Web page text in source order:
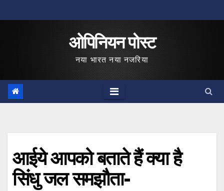
to
ओपिनियन पोस्ट
नया भारत नया नजरिया
आईये आपको बताते हैं क्या है
सिंधु जल समझौता-